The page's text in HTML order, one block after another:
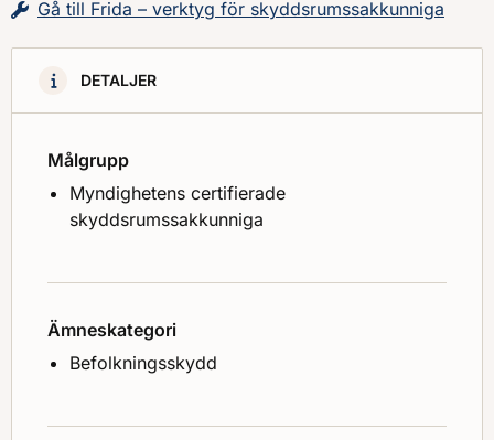
Gå till Frida – verktyg för skyddsrumssakkunniga
DETALJER
Målgrupp
Myndighetens certifierade
skyddsrumssakkunniga
Ämneskategori
Befolkningsskydd